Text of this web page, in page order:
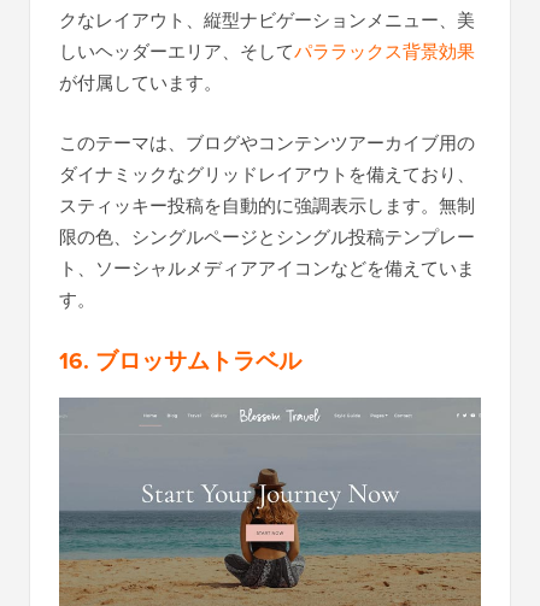
クなレイアウト、縦型ナビゲーションメニュー、美
しいヘッダーエリア、そしてパララックス背景効果
が付属しています。
このテーマは、ブログやコンテンツアーカイブ用の
ダイナミックなグリッドレイアウトを備えており、
スティッキー投稿を自動的に強調表示します。無制
限の色、シングルページとシングル投稿テンプレー
ト、ソーシャルメディアアイコンなどを備えていま
す。
16. ブロッサムトラベル